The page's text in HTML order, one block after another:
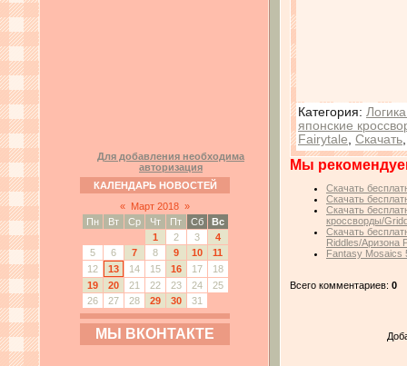
Для добавления необходима
авторизация
КАЛЕНДАРЬ НОВОСТЕЙ
« Март 2018 »
Пн
Вт Ср Чт Пт Сб
Вс
1
2 3
4
5
6 7 8 9 10
11
12
13 14 15 16 17
18
19
20 21 22 23 24
25
26
27 28 29 30 31
МЫ ВКОНТАКТЕ
Категория:
японские
Fairytale Скачать
Мы
Скачать
Скачать
Скачать
кроссворды/
Скачать
Riddles/Аризона
Fantasy Mosaics
Всего комментариев: 0